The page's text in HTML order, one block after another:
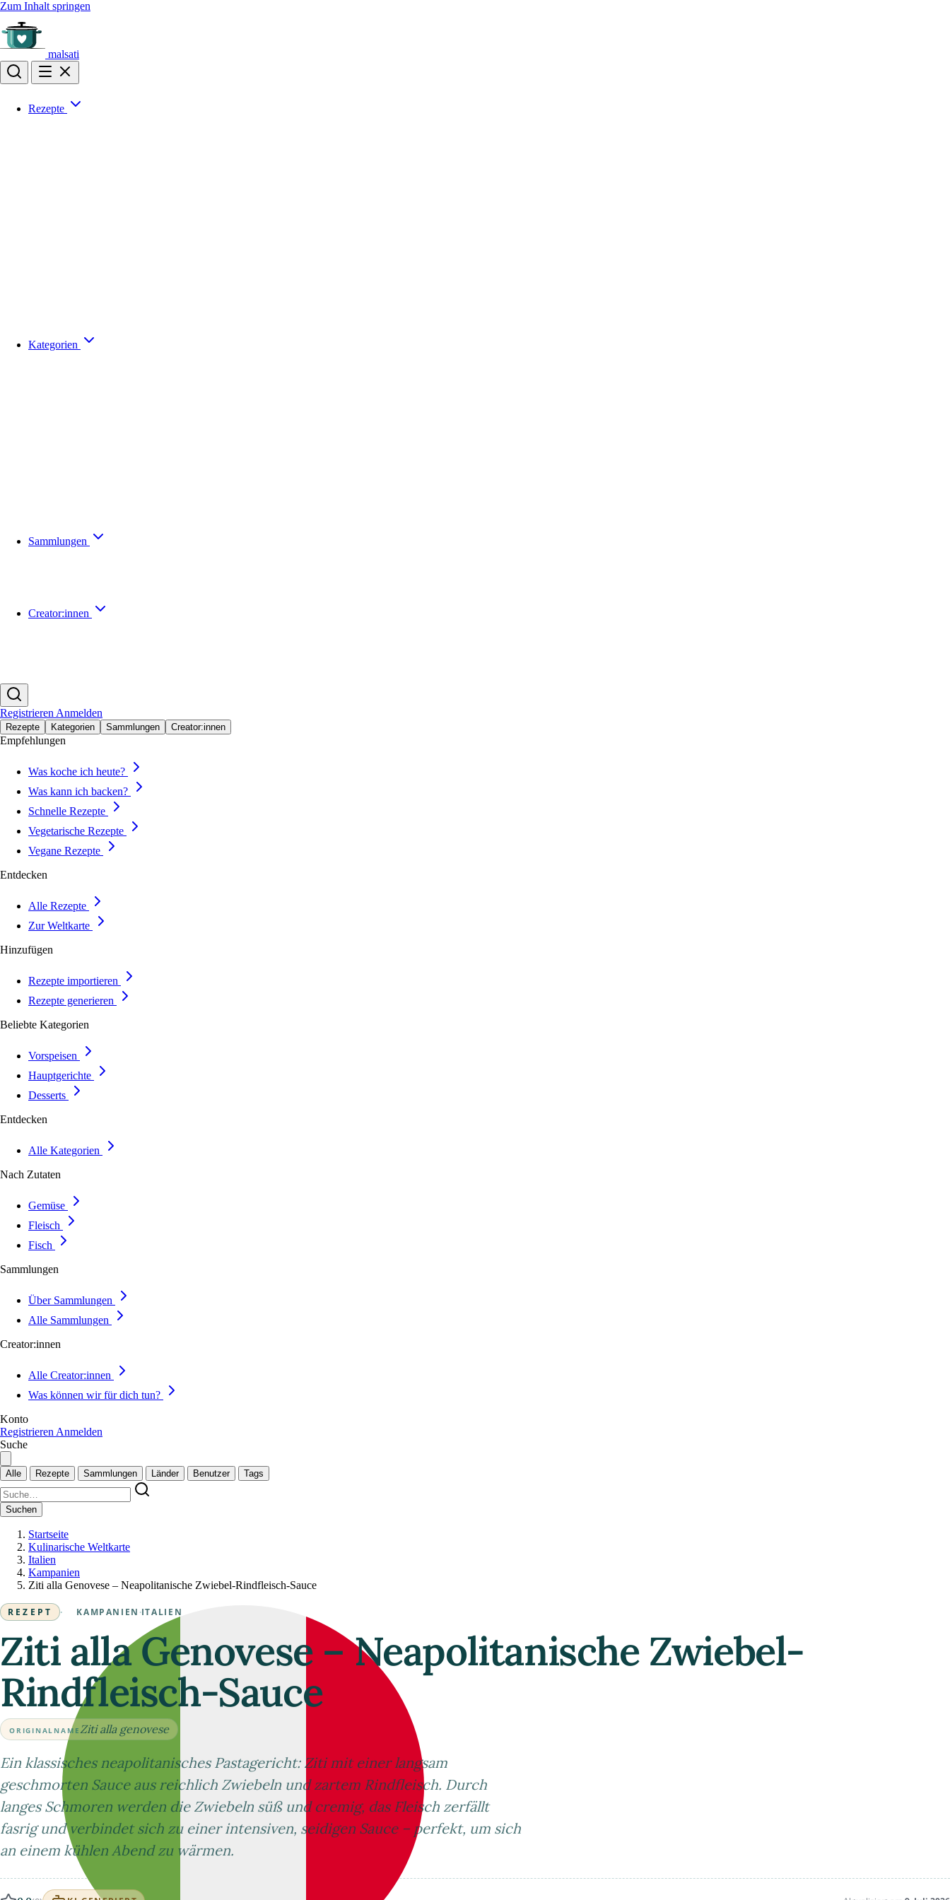
Zum Inhalt springen
malsati
Rezepte
Kategorien
Sammlungen
Creator:innen
Registrieren Anmelden
Rezepte Kategorien Sammlungen Creator:innen
Empfehlungen
Was koche ich heute?
Was kann ich backen?
Schnelle Rezepte
Vegetarische Rezepte
Vegane Rezepte
Entdecken
Alle Rezepte
Zur Weltkarte
Hinzufügen
Rezepte importieren
Rezepte generieren
Beliebte Kategorien
Vorspeisen
Hauptgerichte
Desserts
Entdecken
Alle Kategorien
Nach Zutaten
Gemüse
Fleisch
Fisch
Sammlungen
Über Sammlungen
Alle Sammlungen
Creator:innen
Alle Creator:innen
Was können wir für dich tun?
Konto
Registrieren Anmelden
Suche
Alle Rezepte Sammlungen Länder Benutzer Tags
Suchen
Startseite
Kulinarische Weltkarte
Italien
Kampanien
Ziti alla Genovese – Neapolitanische Zwiebel-Rindfleisch-Sauce
REZEPT · KAMPANIEN ·ITALIEN
Ziti alla Genovese – Neapolitanische Zwiebel-
Rindfleisch-Sauce
ORIGINALNAME Ziti alla genovese
Ein klassisches neapolitanisches Pastagericht: Ziti mit einer langsam
geschmorten Sauce aus reichlich Zwiebeln und zartem Rindfleisch. Durch
langes Schmoren werden die Zwiebeln süß und cremig, das Fleisch zerfällt
fasrig und verbindet sich zu einer intensiven, seidigen Sauce – perfekt, um sich
an einem kühlen Abend zu wärmen.